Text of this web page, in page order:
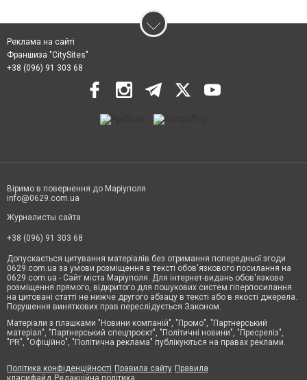
Реклама на сайті
Франшиза "CitySites"
+38 (096) 91 303 68
Віримо в повернення до Маріуполя
info@0629.com.ua
Журналисты сайта
+38 (096) 91 303 68
Допускається цитування матеріалів без отримання попередньої згоди
0629.com.ua за умови розміщення в тексті обов'язкового посилання на
0629.com.ua - Сайт міста Маріуполя. Для інтернет-видань обов'язкове
розміщення прямого, відкритого для пошукових систем гіперпосилання
на цитовані статті не нижче другого абзацу в тексті або в якості джерела.
Порушення виняткових прав переслідується Законом.
Матеріали з плашками "Новини компаній", "Промо", "Партнерський
матеріал", "Партнерський спецпроєкт", "Політичні новини", "Пресреліз",
"PR", "Офіційно", "Політична реклама" публікуються на правах реклами.
Політика конфіденційності Правила сайту Правила
класифайд Редакційна політика